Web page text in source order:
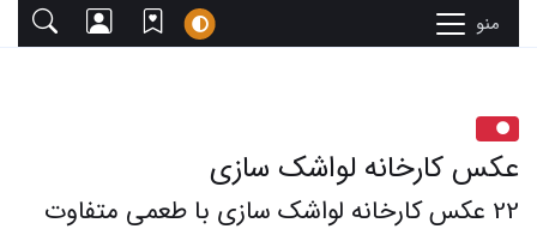
منو
عکس کارخانه لواشک سازی
22 عکس کارخانه لواشک سازی با طعمی متفاوت